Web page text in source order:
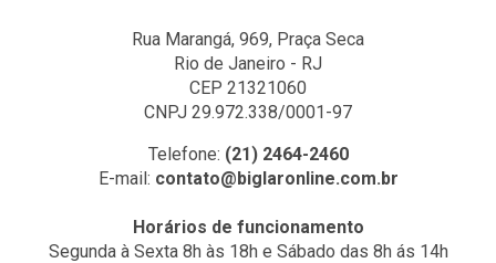
Rua Marangá, 969, Praça Seca
Rio de Janeiro - RJ
CEP 21321060
CNPJ 29.972.338/0001-97
Telefone: (21) 2464-2460
E-mail: contato@biglaronline.com.br
Horários de funcionamento
Segunda à Sexta 8h às 18h e Sábado das 8h ás 14h